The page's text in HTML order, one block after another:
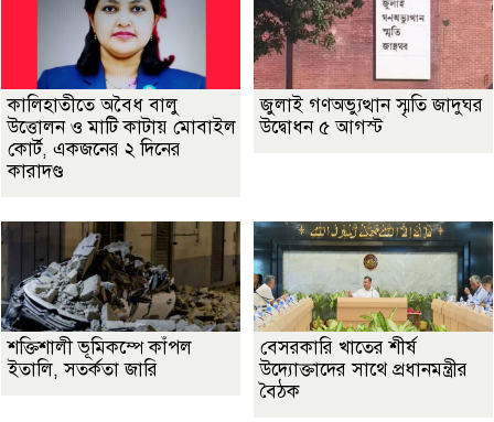
কালিহাতীতে অবৈধ বালু
উত্তোলন ও মাটি কাটায় মোবাইল
কোর্ট, একজনের ২ দিনের
কারাদণ্ড
জুলাই গণঅভ্যুত্থান স্মৃতি জাদুঘর
উদ্বোধন ৫ আগস্ট
শক্তিশালী ভূমিকম্পে কাঁপল
ইতালি, সতর্কতা জারি
বেসরকারি খাতের শীর্ষ
উদ্যোক্তাদের সাথে প্রধানমন্ত্রীর
বৈঠক